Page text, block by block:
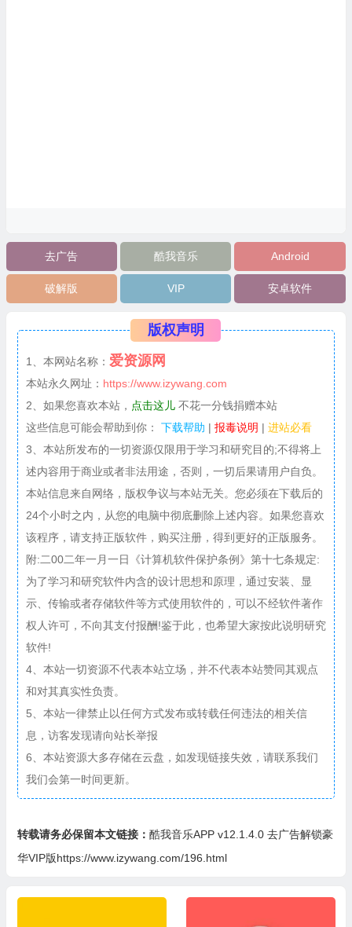
去广告 酷我音乐 Android
破解版 VIP 安卓软件
版权声明
1、本网站名称： 爱资源网
本站永久网址： https://www.izywang.com
2、如果您喜欢本站， 点击这儿不花一分钱捐赠本站
这些信息可能会帮助到你：
下载帮助 | 报毒说明 | 进站必看
3、本站所发布的一切资源仅限用于学习和研究目的;不得将上
述内容用于商业或者非法用途，否则，一切后果请用户自负。
本站信息来自网络，版权争议与本站无关。您必须在下载后的
24个小时之内，从您的电脑中彻底删除上述内容。如果您喜欢
该程序，请支持正版软件，购买注册，得到更好的正版服务。
附:二00二年一月一日《计算机软件保护条例》第十七条规定:
为了学习和研究软件内含的设计思想和原理，通过安装、显
示、传输或者存储软件等方式使用软件的，可以不经软件著作
权人许可，不向其支付报酬!鉴于此，也希望大家按此说明研究
软件!
4、本站一切资源不代表本站立场，并不代表本站赞同其观点
和对其真实性负责。
5、本站一律禁止以任何方式发布或转载任何违法的相关信
息，访客发现请向站长举报
6、本站资源大多存储在云盘，如发现链接失效，请联系我们
我们会第一时间更新。
转载请务必保留本文链接： 酷我音乐APP v12.1.4.0 去广告解锁豪
华VIP版https://www.izywang.com/196.html